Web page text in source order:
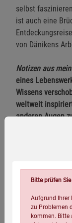
selbst
ist auch eine
von Dänikens
Notizen aus
eines
Wissens
weltweit
anderen Augen
Eigenschaften
Bitte prüfen
Aufgrund Ihrer
zu Problemen
kommen. Bitte